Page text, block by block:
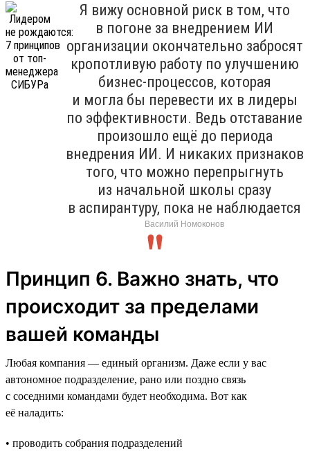
Я вижу основной риск в том, что
в погоне за внедрением ИИ
организации окончательно забросят
кропотливую работу по улучшению
бизнес-процессов, которая
и могла бы перевести их в лидеры
по эффективности. Ведь отставание
произошло ещё до периода
внедрения ИИ. И никаких признаков
того, что можно перепрыгнуть
из начальной школы сразу
в аспирантуру, пока не наблюдается
Василий Номоконов
Принцип 6. Важно знать, что
происходит за пределами
вашей команды
Любая компания — единый организм. Даже если у вас
автономное подразделение, рано или поздно связь
с соседними командами будет необходима. Вот как
её наладить:
• проводить собрания подразделений